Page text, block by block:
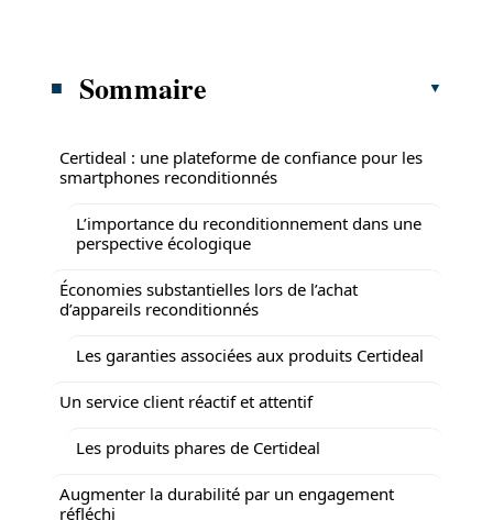
Sommaire
Certideal : une plateforme de confiance pour les
smartphones reconditionnés
L’importance du reconditionnement dans une
perspective écologique
Économies substantielles lors de l’achat
d’appareils reconditionnés
Les garanties associées aux produits Certideal
Un service client réactif et attentif
Les produits phares de Certideal
Augmenter la durabilité par un engagement
réfléchi